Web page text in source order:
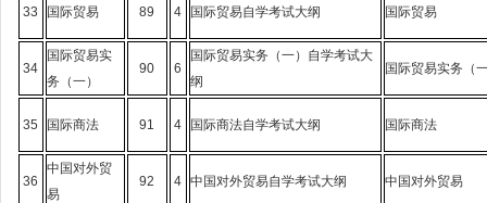
33 国际贸易 89 4 国际贸易自学考试大纲 国际贸易
34
国际贸易实
务（一）
90 6
国际贸易实务（一）自学考试大
纲
国际贸易实务（
35 国际商法 91 4 国际商法自学考试大纲 国际商法
36
中国对外贸
易
92 4 中国对外贸易自学考试大纲 中国对外贸易